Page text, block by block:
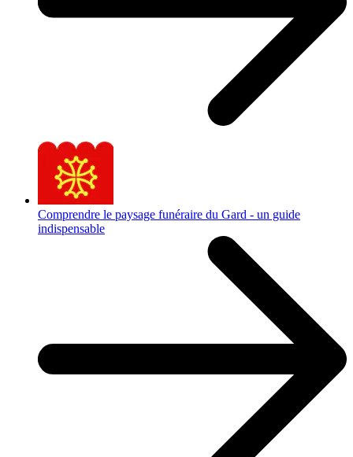
Comprendre le paysage funéraire du Gard - un guide
indispensable